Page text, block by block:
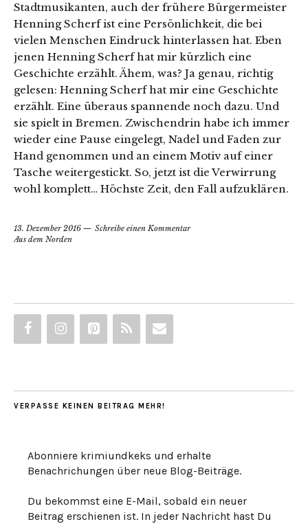
Stadtmusikanten, auch der frühere Bürgermeister
Henning Scherf ist eine Persönlichkeit, die bei
vielen Menschen Eindruck hinterlassen hat. Eben
jenen Henning Scherf hat mir kürzlich eine
Geschichte erzählt. Ähem, was? Ja genau, richtig
gelesen: Henning Scherf hat mir eine Geschichte
erzählt. Eine überaus spannende noch dazu. Und
sie spielt in Bremen. Zwischendrin habe ich immer
wieder eine Pause eingelegt, Nadel und Faden zur
Hand genommen und an einem Motiv auf einer
Tasche weitergestickt. So, jetzt ist die Verwirrung
wohl komplett… Höchste Zeit, den Fall aufzuklären.
13. Dezember 2016
Schreibe einen Kommentar
Aus dem Norden
VERPASSE KEINEN BEITRAG MEHR!
Abonniere krimiundkeks und erhalte
Benachrichungen über neue Blog-Beiträge.
Du bekommst eine E-Mail, sobald ein neuer
Beitrag erschienen ist. In jeder Nachricht hast Du